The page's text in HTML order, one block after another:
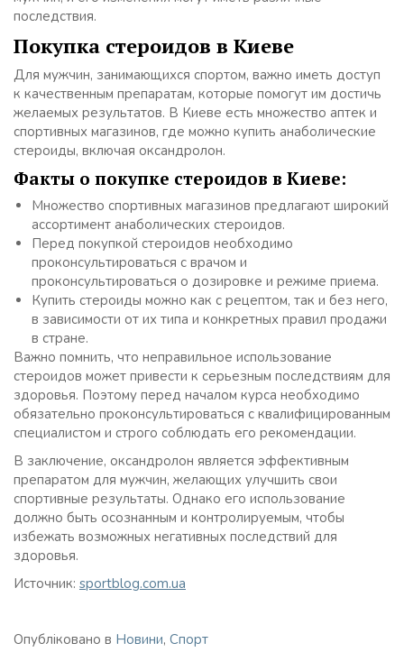
последствия.
Покупка стероидов в Киеве
Для мужчин, занимающихся спортом, важно иметь доступ
к качественным препаратам, которые помогут им достичь
желаемых результатов. В Киеве есть множество аптек и
спортивных магазинов, где можно купить анаболические
стероиды, включая оксандролон.
Факты о покупке стероидов в Киеве:
Множество спортивных магазинов предлагают широкий
ассортимент анаболических стероидов.
Перед покупкой стероидов необходимо
проконсультироваться с врачом и
проконсультироваться о дозировке и режиме приема.
Купить стероиды можно как с рецептом, так и без него,
в зависимости от их типа и конкретных правил продажи
в стране.
Важно помнить, что неправильное использование
стероидов может привести к серьезным последствиям для
здоровья. Поэтому перед началом курса необходимо
обязательно проконсультироваться с квалифицированным
специалистом и строго соблюдать его рекомендации.
В заключение, оксандролон является эффективным
препаратом для мужчин, желающих улучшить свои
спортивные результаты. Однако его использование
должно быть осознанным и контролируемым, чтобы
избежать возможных негативных последствий для
здоровья.
Источник: sportblog.com.ua
Опубліковано в Новини, Спорт